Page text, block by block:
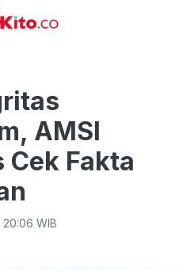
AMSI
Fakta
20:06 WIB